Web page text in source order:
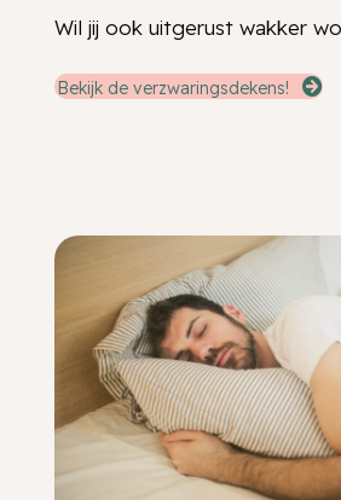
Wil jij ook uitgerust wakker
Bekijk de verzwaringsdekens!